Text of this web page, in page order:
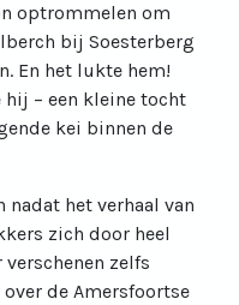
optrommelen om
bij Soesterberg
En het lukte hem!
hij – een kleine tocht
kei binnen de
nadat het verhaal van
zich door heel
zelfs
de Amersfoortse